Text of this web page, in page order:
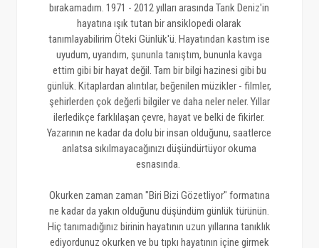
bırakamadım. 1971 - 2012 yılları arasında Tarık Deniz'in
hayatına ışık tutan bir ansiklopedi olarak
tanımlayabilirim Öteki Günlük'ü. Hayatından kastım ise
uyudum, uyandım, şununla tanıştım, bununla kavga
ettim gibi bir hayat değil. Tam bir bilgi hazinesi gibi bu
günlük. Kitaplardan alıntılar, beğenilen müzikler - filmler,
şehirlerden çok değerli bilgiler ve daha neler neler. Yıllar
ilerledikçe farklılaşan çevre, hayat ve belki de fikirler.
Yazarının ne kadar da dolu bir insan olduğunu, saatlerce
anlatsa sıkılmayacağınızı düşündürtüyor okuma
esnasında.
Okurken zaman zaman "Biri Bizi Gözetliyor" formatına
ne kadar da yakın olduğunu düşündüm günlük türünün.
Hiç tanımadığınız birinin hayatının uzun yıllarına tanıklık
ediyordunuz okurken ve bu tıpkı hayatının içine girmek